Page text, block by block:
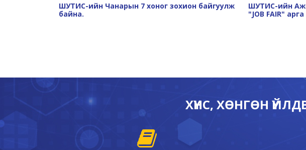
ШУТИС-ийн Чанарын 7 хоног зохион байгуулж
байна.
ШУТИС-ийн
"JOB FAIR"
ХҮНС, ХӨНГӨН